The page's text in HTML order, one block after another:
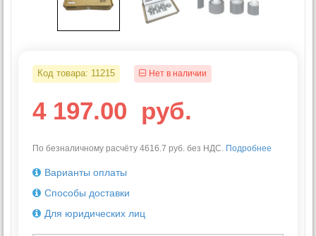
Код товара: 11215 Нет в наличии
4 197.00 руб.
По безналичному расчёту 4616.7 руб. без НДС. Подробнее
Варианты оплаты
Способы доставки
Для юридических лиц